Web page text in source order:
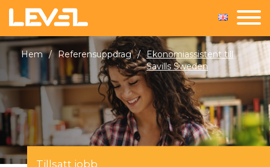
Hem / Referensuppdrag / Ekonomiassistent till
Savills Sweden
Tillsatt jobb